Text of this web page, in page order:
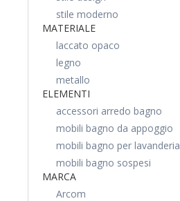
stile moderno
MATERIALE
laccato opaco
legno
metallo
ELEMENTI
accessori arredo bagno
mobili bagno da appoggio
mobili bagno per lavanderia
mobili bagno sospesi
MARCA
Arcom